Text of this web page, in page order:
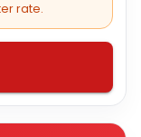
rate.